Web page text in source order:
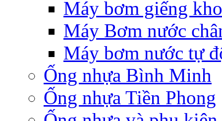
Máy bơm giếng
Máy Bơm nước
Máy bơm nước tự
Ống nhựa Bình Minh
Ống nhựa Tiền Phong